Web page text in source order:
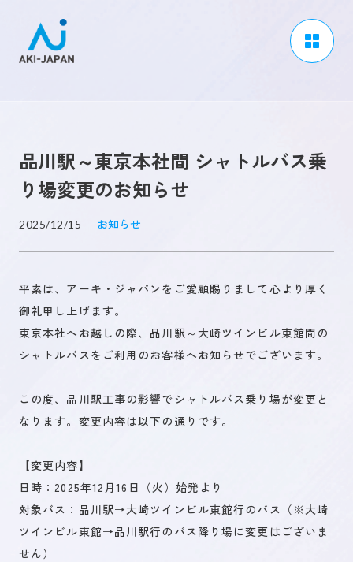
未来を創るひとづくり
お問い合わせ
キャリア登録
CSR / ダイバーシティ
採用情報
ブログ
品川駅～東京本社間 シャトルバス乗
り場変更のお知らせ
2025/12/15 お知らせ
平素は、アーキ・ジャパンをご愛顧賜りまして心より厚く
御礼申し上げます。
東京本社へお越しの際、品川駅～大崎ツインビル東館間の
シャトルバスをご利用のお客様へお知らせでございます。
この度、品川駅工事の影響でシャトルバス乗り場が変更と
なります。変更内容は以下の通りです。
【変更内容】
日時：2025年12月16日（火）始発より
対象バス：品川駅→大崎ツインビル東館行のバス（※大崎
ツインビル東館→品川駅行のバス降り場に変更はございま
せん）